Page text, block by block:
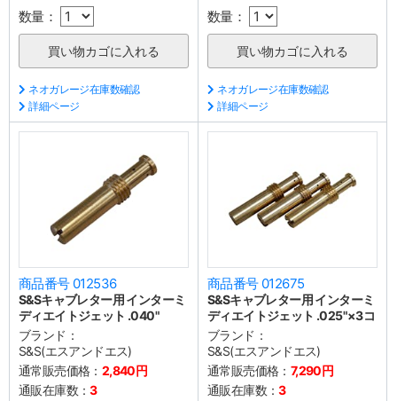
数量：
ネオガレージ在庫数確認
詳細ページ
数量：
ネオガレージ在庫数確認
詳細ページ
商品番号 012536
S&Sキャブレター用 インターミ
ディエイトジェット .040"
ブランド：
S&S(エスアンドエス)
通常販売価格： 2,840円
通販在庫数：3
商品番号 012675
S&Sキャブレター用 インターミ
ディエイトジェット .025"×3コ
ブランド：
S&S(エスアンドエス)
通常販売価格： 7,290円
通販在庫数：3